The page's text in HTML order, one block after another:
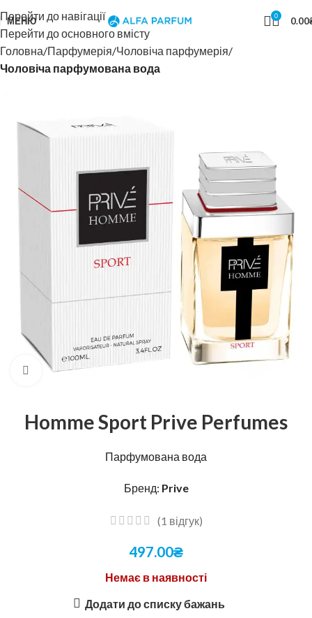
Перейти до навігації
Перейти до основного вмісту
МЕНЮ 0 0.00
Головна Парфумерія Чоловіча парфумерія
Чоловіча парфумована вода
Натисніть, щоб збільшити
Homme Sport Prive Perfumes
Парфумована вода
Бренд: Prive
(1 відгук)
497.00₴
Немає в наявності
Додати до списку бажань